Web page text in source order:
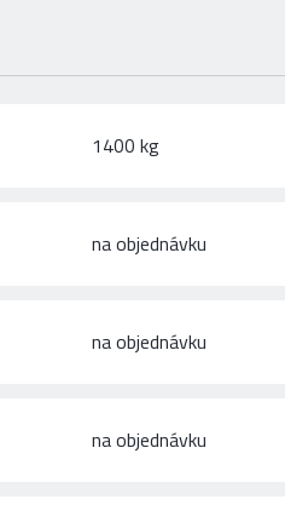
1400 kg
na objednávku
na objednávku
na objednávku